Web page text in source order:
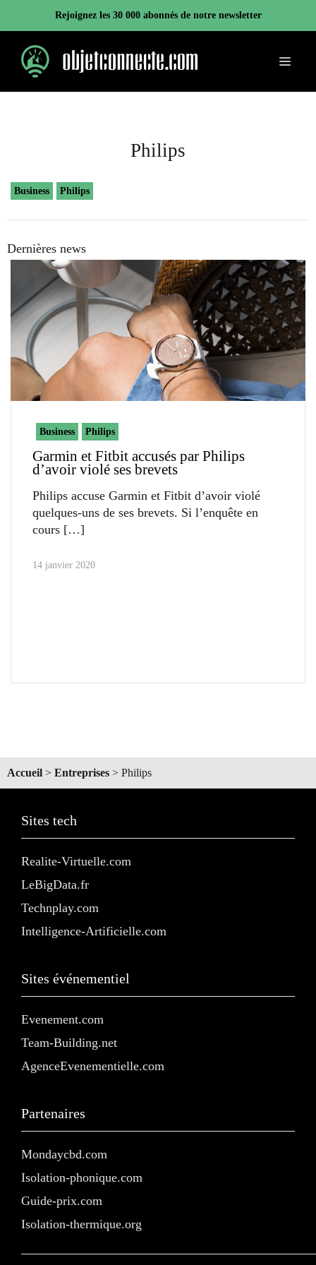
contenu
Rejoignez les 30 000 abonnés de notre newsletter
Menu
Philips
Business Philips
Dernières news
Business Philips
Garmin et Fitbit accusés par Philips
d’avoir violé ses brevets
Philips accuse Garmin et Fitbit d’avoir violé
quelques-uns de ses brevets. Si l’enquête en
cours
14 janvier 2020
Accueil > Entreprises > Philips
Sites tech
Realite-Virtuelle.com
LeBigData.fr
Technplay.com
Intelligence-Artificielle.com
Sites événementiel
Evenement.com
Team-Building.net
AgenceEvenementielle.com
Partenaires
Mondaycbd.com
Isolation-phonique.com
Guide-prix.com
Isolation-thermique.org